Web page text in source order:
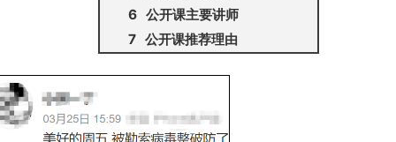
公开课主要讲师
公开课推荐理由